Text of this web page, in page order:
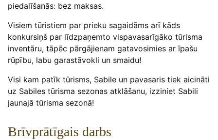
piedalīšanās: bez maksas.
Visiem tūristiem par prieku sagaidāms arī kāds
konkursiņš par līdzpaņemto vispavasarīgāko tūrisma
inventāru, tāpēc pārgājienam gatavosimies ar īpašu
rūpību, labu garastāvokli un smaidu!
Visi kam patīk tūrisms, Sabile un pavasaris tiek aicināti
uz Sabiles tūrisma sezonas atklāšanu, izziniet Sabili
jaunajā tūrisma sezonā!
Brīvprātīgais darbs